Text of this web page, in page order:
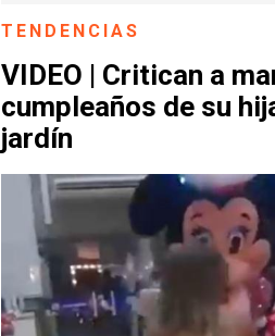
TENDENCIAS
VIDEO | Critican a
cumpleaños de su
jardín